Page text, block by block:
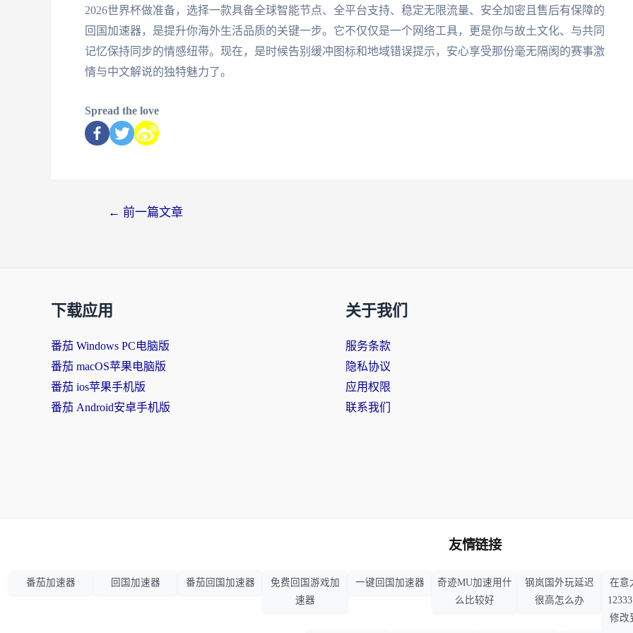
2026世界杯做准备，选择一款具备全球智能节点、全平台支持、稳定无限流量、安全加密且售后有保障的
回国加速器，是提升你海外生活品质的关键一步。它不仅仅是一个网络工具，更是你与故土文化、与共同
记忆保持同步的情感纽带。现在，是时候告别缓冲图标和地域错误提示，安心享受那份毫无隔阂的赛事激
情与中文解说的独特魅力了。
Spread the love
← 前一篇文章
下载应用
番茄 Windows PC电脑版
番茄 macOS苹果电脑版
番茄 ios苹果手机版
番茄 Android安卓手机版
关于我们
服务条款
隐私协议
应用权限
联系我们
友情链接
番茄加速器 回国加速器 番茄回国加速器
免费回国游戏加
速器
一键回国加速器
奇迹MU加速用什
么比较好
钢岚国外玩延迟
很高怎么办
在意
修改